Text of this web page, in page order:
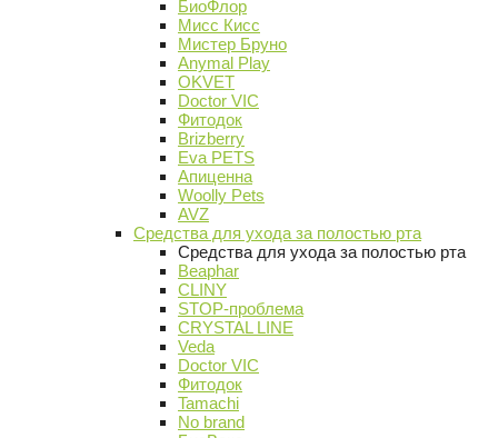
БиоФлор
Мисс Кисс
Мистер Бруно
Anymal Play
OKVET
Doctor VIC
Фитодок
Brizberry
Eva PETS
Апиценна
Woolly Pets
AVZ
Средства для ухода за полостью рта
Средства для ухода за полостью рта
Beaphar
CLINY
STOP-проблема
CRYSTAL LINE
Veda
Doctor VIC
Фитодок
Tamachi
No brand